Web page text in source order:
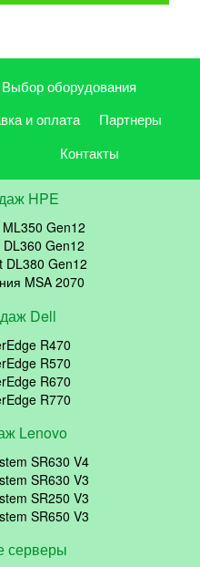
Выбор оборудования
и оплата
Партнеры
Контакты
HPE
Gen12
Gen12
DL380 Gen12
MSA 2070
Dell
R470
R570
R670
R770
Lenovo
SR630 V4
SR630 V3
SR250 V3
SR650 V3
серверы